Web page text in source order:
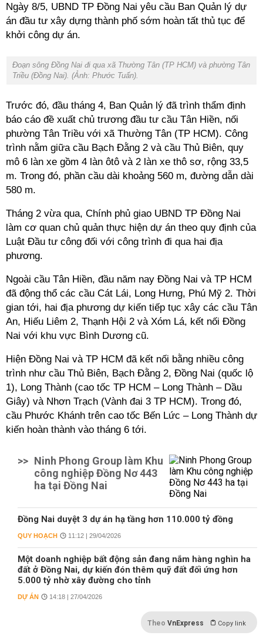
Ngày 8/5, UBND TP Đồng Nai yêu cầu Ban Quản lý dự
án đầu tư xây dựng thành phố sớm hoàn tất thủ tục để
khởi công dự án.
Đoạn sông Đồng Nai đi qua xã Thường Tân (TP HCM) và phường Tân
Triều (Đồng Nai). (Ảnh: Phước Tuấn).
Trước đó, đầu tháng 4, Ban Quản lý đã trình thẩm định
báo cáo đề xuất chủ trương đầu tư cầu Tân Hiền, nối
phường Tân Triều với xã Thường Tân (TP HCM). Công
trình nằm giữa cầu Bạch Đằng 2 và cầu Thủ Biên, quy
mô 6 làn xe gồm 4 làn ôtô và 2 làn xe thô sơ, rộng 33,5
m. Trong đó, phần cầu dài khoảng 560 m, đường dẫn dài
580 m.
Tháng 2 vừa qua, Chính phủ giao UBND TP Đồng Nai
làm cơ quan chủ quản thực hiện dự án theo quy định của
Luật Đầu tư công đối với công trình đi qua hai địa
phương.
Ngoài cầu Tân Hiền, đầu năm nay Đồng Nai và TP HCM
đã động thổ các cầu Cát Lái, Long Hưng, Phú Mỹ 2. Thời
gian tới, hai địa phương dự kiến tiếp tục xây các cầu Tân
An, Hiếu Liêm 2, Thạnh Hội 2 và Xóm Lá, kết nối Đồng
Nai với khu vực Bình Dương cũ.
Hiện Đồng Nai và TP HCM đã kết nối bằng nhiều công
trình như cầu Thủ Biên, Bạch Đằng 2, Đồng Nai (quốc lộ
1), Long Thành (cao tốc TP HCM – Long Thành – Dầu
Giây) và Nhơn Trạch (Vành đai 3 TP HCM). Trong đó,
cầu Phước Khánh trên cao tốc Bến Lức – Long Thành dự
kiến hoàn thành vào tháng 6 tới.
>> Ninh Phong Group làm Khu
công nghiệp Đồng Nơ 443
ha tại Đồng Nai
Đồng Nai duyệt 3 dự án hạ tầng hơn 110.000 tỷ đồng
QUY HOẠCH 11:12 | 29/04/2026
Một doanh nghiệp bất động sản đang nắm hàng nghìn ha
đất ở Đồng Nai, dự kiến đón thêm quỹ đất đối ứng hơn
5.000 tỷ nhờ xây đường cho tỉnh
DỰ ÁN 14:18 | 27/04/2026
Theo VnExpress Copy link